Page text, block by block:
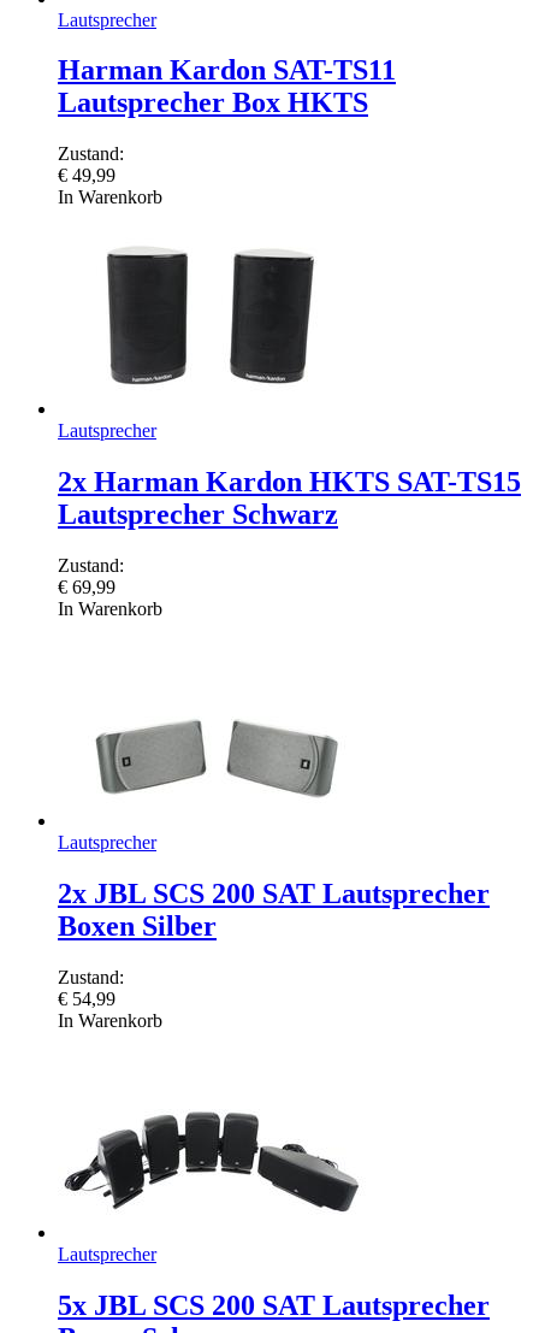
Lautsprecher
Harman Kardon SAT-TS11
Lautsprecher Box HKTS
Zustand:
€ 49,99
In Warenkorb
Lautsprecher
2x Harman Kardon HKTS SAT-TS15
Lautsprecher Schwarz
Zustand:
€ 69,99
In Warenkorb
Lautsprecher
2x JBL SCS 200 SAT Lautsprecher
Boxen Silber
Zustand:
€ 54,99
In Warenkorb
Lautsprecher
5x JBL SCS 200 SAT Lautsprecher